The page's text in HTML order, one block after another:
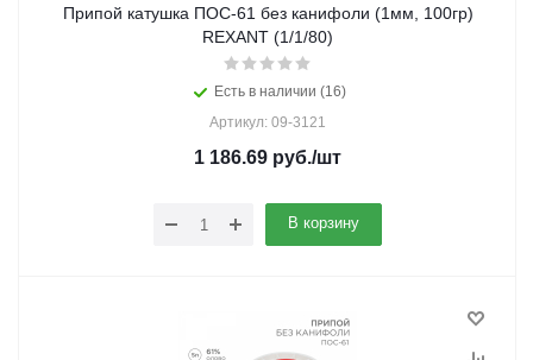
Припой катушка ПОС-61 без канифоли (1мм, 100гр)
REXANT (1/1/80)
Есть в наличии (16)
Артикул: 09-3121
1 186.69 руб./шт
В корзину